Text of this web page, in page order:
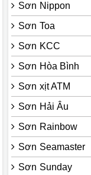
Sơn Nippon
Sơn Toa
Sơn KCC
Sơn Hòa Bình
Sơn xịt ATM
Sơn Hải Âu
Sơn Rainbow
Sơn Seamaster
Sơn Sunday